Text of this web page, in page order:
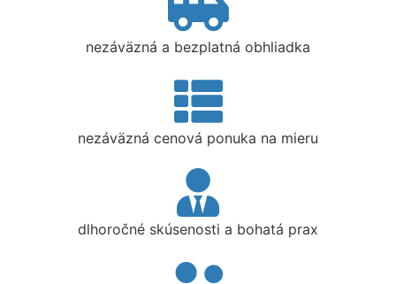
nezáväzná a bezplatná obhliadka
nezáväzná cenová ponuka na mieru
dlhoročné skúsenosti a bohatá prax